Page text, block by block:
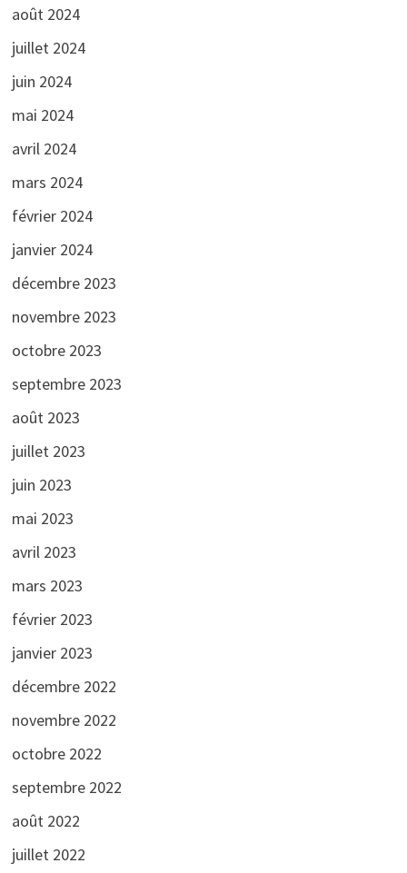
août 2024
juillet 2024
juin 2024
mai 2024
avril 2024
mars 2024
février 2024
janvier 2024
décembre 2023
novembre 2023
octobre 2023
septembre 2023
août 2023
juillet 2023
juin 2023
mai 2023
avril 2023
mars 2023
février 2023
janvier 2023
décembre 2022
novembre 2022
octobre 2022
septembre 2022
août 2022
juillet 2022